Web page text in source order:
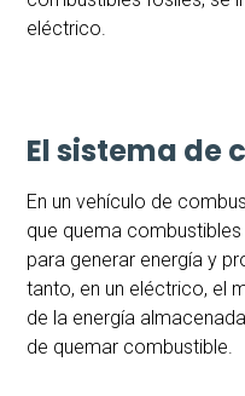
eléctrico.
El sistema de
En un vehículo de
que quema
para generar energía y
tanto, en un eléctrico, el
de la energía
de quemar combustible.